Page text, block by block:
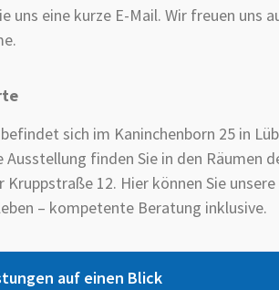
uns eine kurze E-Mail. Wir freuen uns
sich im Kaninchenborn 25 in
Ausstellung finden Sie in den Räumen
Kruppstraße 12. Hier können Sie
– kompetente Beratung inklusive.
auf einen Blick